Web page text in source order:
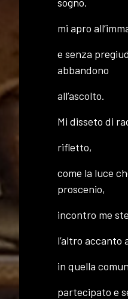
mi apro
e senza
abbandono
all’ascolto.
Mi disseto di
rifletto,
come la luce
proscenio,
incontro me
l’altro accanto
in quella
partecipato e